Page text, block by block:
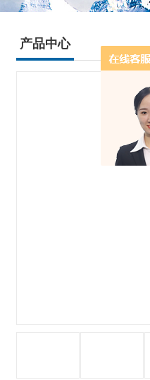
产品中心